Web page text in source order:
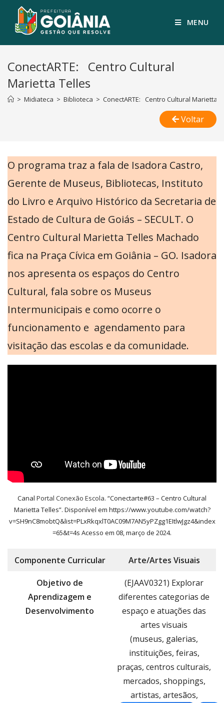
MENU
ConectARTE: Centro Cultural
Marietta Telles
> Midiateca > Biblioteca > ConectARTE: Centro Cultural Marietta
Voltar
O programa traz a fala de Isadora Castro,
Gerente de Museus, Bibliotecas, Instituto
do Livro e Arquivo Histórico da Secretaria de
Estado de Cultura de Goiás – SECULT. O
Centro Cultural Marietta Telles Machado
fica na Praça Cívica em Goiânia – GO. Isadora
nos apresenta os espaços do Centro
Cultural, fala sobre os Museus
Intermunicipais e como ocorre o
funcionamento e agendamento para
visitação das escolas e da comunidade.
Canal Portal Conexão Escola. “Conectarte#63 – Centro Cultural
Marietta Telles”. Disponível em https://www.youtube.com/watch?
v=SH9nC8mobtQ&list=PLxRkqxlT0AC09M7AN5yPZgg1EItlwJgz4&index
=65&t=4s Acesso em 08, março de 2024.
Componente Curricular Arte/Artes Visuais
Objetivo de
Aprendizagem e
Desenvolvimento
(EJAAV0321) Explorar
diferentes categorias de
espaço e atuações das
artes visuais
(museus, galerias,
instituições, feiras,
praças, centros culturais,
mercados, shoppings,
artistas, artesãos,